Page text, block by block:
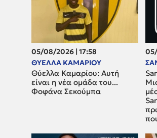
05/08/2026 | 17:58
ΘΥΕΛΛΑ ΚΑΜΑΡΙΟΥ
Θύελλα Καμαρίου: Αυτή
είναι η νέα ομάδα του...
Φοφάνα Σεκούμπα